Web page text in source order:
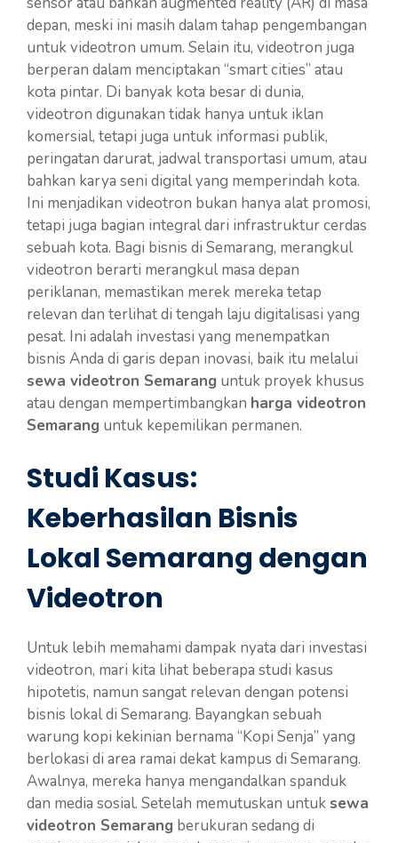
depan, meski ini masih dalam tahap pengembangan
untuk videotron umum. Selain itu, videotron juga
berperan dalam menciptakan “smart cities” atau
kota pintar. Di banyak kota besar di dunia,
videotron digunakan tidak hanya untuk iklan
komersial, tetapi juga untuk informasi publik,
peringatan darurat, jadwal transportasi umum, atau
bahkan karya seni digital yang memperindah kota.
Ini menjadikan videotron bukan hanya alat promosi,
tetapi juga bagian integral dari infrastruktur cerdas
sebuah kota. Bagi bisnis di Semarang, merangkul
videotron berarti merangkul masa depan
periklanan, memastikan merek mereka tetap
relevan dan terlihat di tengah laju digitalisasi yang
pesat. Ini adalah investasi yang menempatkan
bisnis Anda di garis depan inovasi, baik itu melalui
sewa videotron Semarang untuk proyek khusus
atau dengan mempertimbangkan harga videotron
Semarang untuk kepemilikan permanen.
Studi Kasus:
Keberhasilan Bisnis
Lokal Semarang dengan
Videotron
Untuk lebih memahami dampak nyata dari investasi
videotron, mari kita lihat beberapa studi kasus
hipotetis, namun sangat relevan dengan potensi
bisnis lokal di Semarang. Bayangkan sebuah
warung kopi kekinian bernama “Kopi Senja” yang
berlokasi di area ramai dekat kampus di Semarang.
Awalnya, mereka hanya mengandalkan spanduk
dan media sosial. Setelah memutuskan untuksewa
videotron Semarang berukuran sedang di